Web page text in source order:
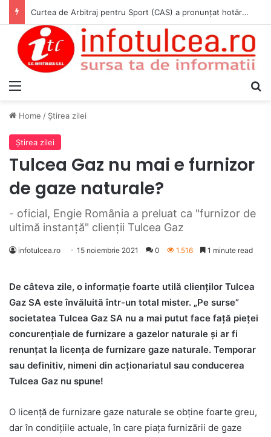
Curtea de Arbitraj pentru Sport (CAS) a pronunțat hotărârea în cauza WADA v. ANAD & Matei Cosmin Gabriel
Home / Ştirea zilei
Ştirea zilei
Tulcea Gaz nu mai e furnizor
de gaze naturale?
- oficial, Engie România a preluat ca "furnizor de
ultimă instanţă" clienţii Tulcea Gaz
infotulcea.ro 15 noiembrie 2021 0 1.516 1 minute read
De câteva zile, o informaţie foarte utilă clienţilor Tulcea
Gaz SA este învăluită într-un total mister. „Pe surse”
societatea Tulcea Gaz SA nu a mai putut face faţă pieţei
concurenţiale de furnizare a gazelor naturale şi ar fi
renunţat la licenţa de furnizare gaze naturale. Temporar
sau definitiv, nimeni din acţionariatul sau conducerea
Tulcea Gaz nu spune!
O licenţă de furnizare gaze naturale se obţine foarte greu,
dar în condiţiile actuale, în care piaţa furnizării de gaze